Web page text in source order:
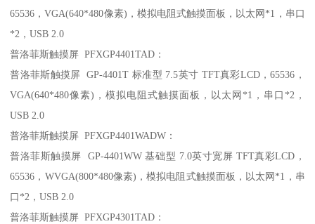
65536，VGA(640*480像素)，模拟电阻式触摸面板，以太网*1，串口
*2，USB 2.0
普洛菲斯触摸屏 PFXGP4401TAD：
普洛菲斯触摸屏 GP-4401T 标准型 7.5英寸 TFT真彩LCD，65536，
VGA(640*480像素)，模拟电阻式触摸面板，以太网*1，串口*2，
USB 2.0
普洛菲斯触摸屏 PFXGP4401WADW：
普洛菲斯触摸屏 GP-4401WW 基础型 7.0英寸宽屏 TFT真彩LCD，
65536，WVGA(800*480像素)，模拟电阻式触摸面板，以太网*1，串
口*2，USB 2.0
普洛菲斯触摸屏 PFXGP4301TAD：